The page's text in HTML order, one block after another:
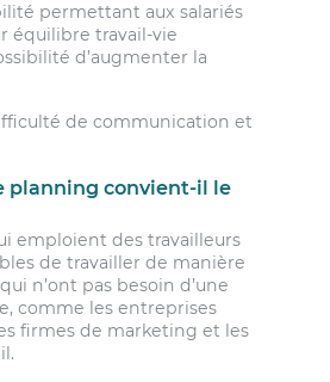
permettant aux salariés
équilibre travail-vie
d’augmenter la
de communication et
planning convient-il le
emploient des travailleurs
de travailler de manière
n’ont pas besoin d’une
comme les entreprises
firmes de marketing et les